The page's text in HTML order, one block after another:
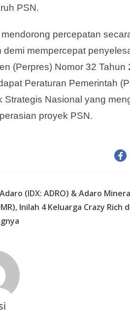
PSN.
percepatan
demi mempercepat
(Perpres) Nomor 32
Peraturan Pemerintah
Strategis Nasional yang
proyek PSN.
(IDX: ADRO) & Adaro
Inilah 4 Keluarga Crazy Rich